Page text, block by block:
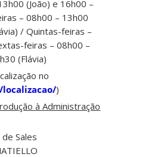
(João) e 16h00 –
– 08h00 – 13h00
/ Quintas-feiras –
feiras – 08h00 –
(Flávia)
no
)
à Administração
Sales